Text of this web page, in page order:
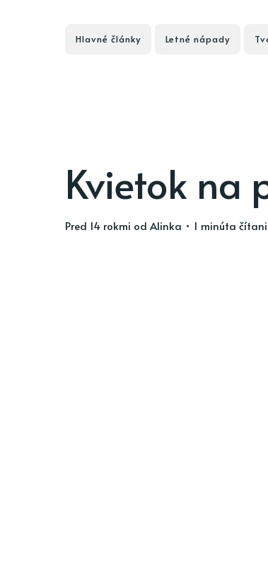
Hlavné články Letné nápady
Kvietok na
pred 14 rokmi od Alinka • 1 minúta